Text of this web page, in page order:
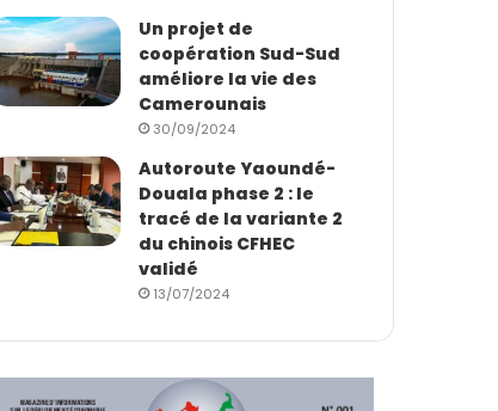
Un projet de
coopération Sud-Sud
améliore la vie des
Camerounais
30/09/2024
Autoroute Yaoundé-
Douala phase 2 : le
tracé de la variante 2
du chinois CFHEC
validé
13/07/2024